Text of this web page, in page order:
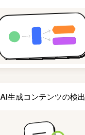
AI生成コンテンツの検出